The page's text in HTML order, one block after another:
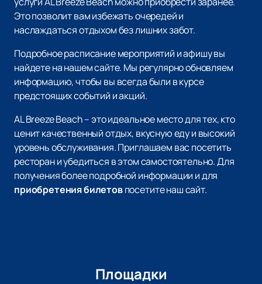
Это позволит вам избежать очередей и
наслаждаться отдыхом без лишних забот.
Подробное расписание мероприятий и афишу вы
найдете на нашем сайте. Мы регулярно обновляем
информацию, чтобы вы всегда были в курсе
предстоящих событий и акций.
AL Breeze Beach – это идеальное место для тех, кто
ценит качественный отдых, вкусную еду и высокий
уровень обслуживания. Приглашаем вас посетить
ресторан и убедиться в этом самостоятельно. Для
получения более подробной информации и для
приобретения билетовпосетите наш сайт.
Площадки